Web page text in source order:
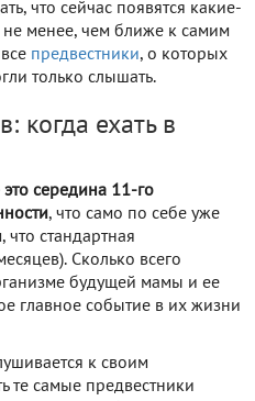
что сейчас появятся какие-
менее, чем ближе к самим
предвестники, о которых
только слышать.
когда ехать в
середина 11-го
, что само по себе уже
что стандартная
Сколько всего
будущей мамы и ее
главное событие в их жизни
к своим
те самые предвестники